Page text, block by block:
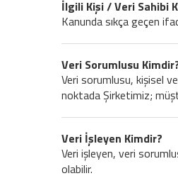
İlgili Kişi / Veri Sahibi
Kanunda sıkça geçen
Veri Sorumlusu
Veri sorumlusu, kişisel
noktada Şirketimiz;
Veri İşleyen Kimdir?
Veri işleyen, veri
olabilir.